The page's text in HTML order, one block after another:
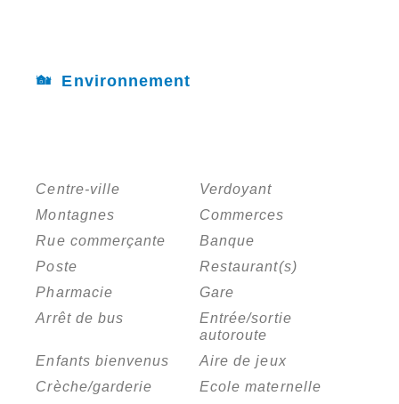
Environnement
Centre-ville
Verdoyant
Montagnes
Commerces
Rue commerçante
Banque
Poste
Restaurant(s)
Pharmacie
Gare
Arrêt de bus
Entrée/sortie
autoroute
Enfants bienvenus
Aire de jeux
Crèche/garderie
Ecole maternelle